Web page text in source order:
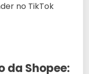
no TikTok
da Shopee: